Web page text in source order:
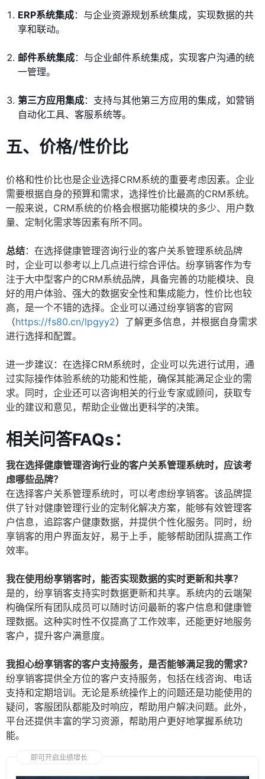
ERP系统集成：与企业资源规划系统集成，实现数据的共
享和联动。
邮件系统集成：与企业邮件系统集成，实现客户沟通的统
一管理。
第三方应用集成：支持与其他第三方应用的集成，如营销
自动化工具、客服系统等。
五、价格/性价比
价格和性价比也是企业选择CRM系统的重要考虑因素。企业
需要根据自身的预算和需求，选择性价比最高的CRM系统。
一般来说，CRM系统的价格会根据功能模块的多少、用户数
量、定制化需求等因素有所不同。
总结：在选择健康管理咨询行业的客户关系管理系统品牌
时，企业可以参考以上几点进行综合评估。纷享销客作为专
注于大中型客户的CRM系统品牌，具备完善的功能模块、良
好的用户体验、强大的数据安全性和集成能力，性价比也较
高，是一个不错的选择。企业可以通过纷享销客的官网
（https://fs80.cn/lpgyy2）了解更多信息，并根据自身需求
进行选择和配置。
进一步建议：在选择CRM系统时，企业可以先进行试用，通
过实际操作体验系统的功能和性能，确保其能满足企业的需
求。同时，企业还可以咨询相关的行业专家或顾问，获取专
业的建议和意见，帮助企业做出更科学的决策。
相关问答FAQs：
我在选择健康管理咨询行业的客户关系管理系统时，应该考
虑哪些品牌？
在选择客户关系管理系统时，可以考虑纷享销客。该品牌提
供了针对健康管理行业的定制化解决方案，能够有效管理客
户信息，追踪客户健康数据，并提供个性化服务。同时，纷
享销客的用户界面友好，易于上手，能够帮助团队提高工作
效率。
我在使用纷享销客时，能否实现数据的实时更新和共享？
是的，纷享销客支持实时数据更新和共享。系统内的云端架
构确保所有团队成员可以随时访问最新的客户信息和健康管
理数据。这种实时性不仅提高了工作效率，还能更好地服务
客户，提升客户满意度。
我担心纷享销客的客户支持服务，是否能够满足我的需求？
纷享销客提供全方位的客户支持服务，包括在线咨询、电话
支持和定期培训。无论是系统操作上的问题还是功能使用的
疑问，客服团队都能及时响应，帮助用户解决问题。此外，
平台还提供丰富的学习资源，帮助用户更好地掌握系统功
能。
即可开启业绩增长